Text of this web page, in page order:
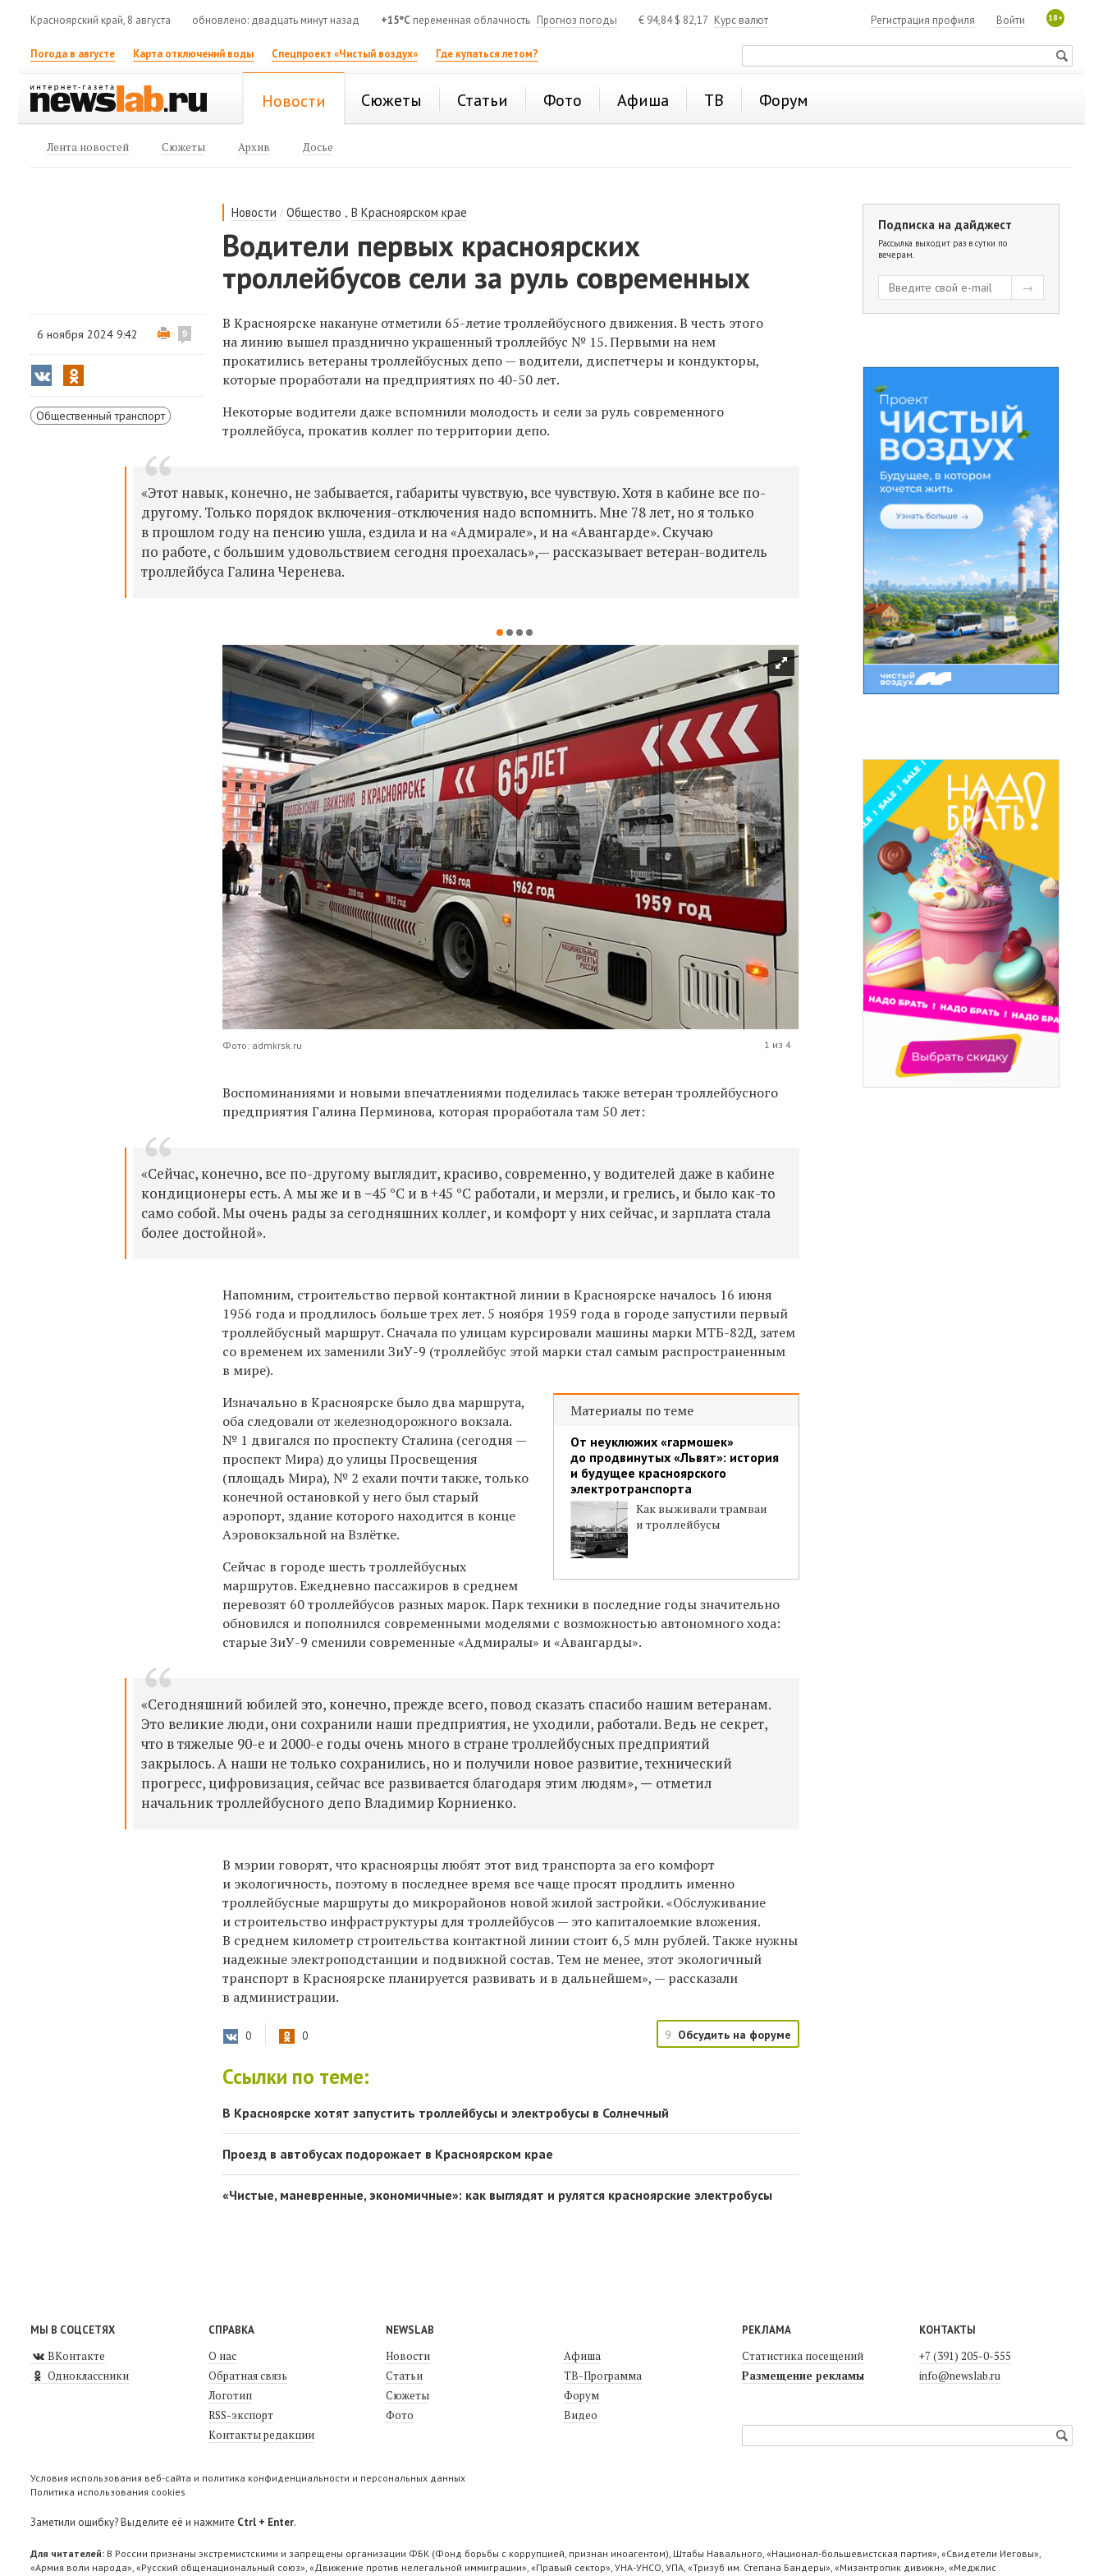
Красноярский край, 8 августа обновлено: двадцать минут назад +15°C переменная облачность Прогноз погоды € 94,84$ 82,17 Курс валют 18+
Войти
Регистрация профиля
Погода в августе Карта отключений воды Спецпроект «Чистый воздух» Где купаться летом?
Новости Сюжеты Статьи Фото Афиша ТВ Форум
Лента новостей Сюжеты Архив Досье
Новости /Общество ,В Красноярском крае
Водители первых красноярских
троллейбусов сели за руль современных
6 ноября 2024 9:42 9
Общественный транспорт
В Красноярске накануне отметили 65-летие троллейбусного движения. В честь этого
на линию вышел празднично украшенный троллейбус № 15. Первыми на нем
прокатились ветераны троллейбусных депо — водители, диспетчеры и кондукторы,
которые проработали на предприятиях по 40-50 лет.
Некоторые водители даже вспомнили молодость и сели за руль современного
троллейбуса, прокатив коллег по территории депо.
«Этот навык, конечно, не забывается, габариты чувствую, все чувствую. Хотя в кабине все по-
другому. Только порядок включения-отключения надо вспомнить. Мне 78 лет, но я только
в прошлом году на пенсию ушла, ездила и на «Адмирале», и на «Авангарде». Скучаю
по работе, с большим удовольствием сегодня проехалась»,— рассказывает ветеран-водитель
троллейбуса Галина Черенева.
Фото: admkrsk.ru 1 из 4
Воспоминаниями и новыми впечатлениями поделилась также ветеран троллейбусного
предприятия Галина Перминова, которая проработала там 50 лет:
«Сейчас, конечно, все по-другому выглядит, красиво, современно, у водителей даже в кабине
кондиционеры есть. А мы же и в −45 °C и в +45 °C работали, и мерзли, и грелись, и было как-то
само собой. Мы очень рады за сегодняшних коллег, и комфорт у них сейчас, и зарплата стала
более достойной».
Напомним, строительство первой контактной линии в Красноярске началось 16 июня
1956 года и продлилось больше трех лет. 5 ноября 1959 года в городе запустили первый
троллейбусный маршрут. Сначала по улицам курсировали машины марки МТБ-82Д, затем
со временем их заменили ЗиУ-9 (троллейбус этой марки стал самым распространенным
в мире).
Материалы по теме
От неуклюжих «гармошек»
до продвинутых «Львят»: история
и будущее красноярского
электротранспорта
Как выживали трамваи
и троллейбусы
Изначально в Красноярске было два маршрута,
оба следовали от железнодорожного вокзала.
№ 1 двигался по проспекту Сталина (сегодня —
проспект Мира) до улицы Просвещения
(площадь Мира), № 2 ехали почти также, только
конечной остановкой у него был старый
аэропорт, здание которого находится в конце
Аэровокзальной на Взлётке.
Сейчас в городе шесть троллейбусных
маршрутов. Ежедневно пассажиров в среднем
перевозят 60 троллейбусов разных марок. Парк техники в последние годы значительно
обновился и пополнился современными моделями с возможностью автономного хода:
старые ЗиУ-9 сменили современные «Адмиралы» и «Авангарды».
«Сегодняшний юбилей это, конечно, прежде всего, повод сказать спасибо нашим ветеранам.
Это великие люди, они сохранили наши предприятия, не уходили, работали. Ведь не секрет,
что в тяжелые 90-е и 2000-е годы очень много в стране троллейбусных предприятий
закрылось. А наши не только сохранились, но и получили новое развитие, технический
прогресс, цифровизация, сейчас все развивается благодаря этим людям», — отметил
начальник троллейбусного депо Владимир Корниенко.
​В мэрии говорят, что красноярцы любят этот вид транспорта за его комфорт
и экологичность, поэтому в последнее время все чаще просят продлить именно
троллейбусные маршруты до микрорайонов новой жилой застройки. «Обслуживание
и строительство инфраструктуры для троллейбусов — это капиталоемкие вложения.
В среднем километр строительства контактной линии стоит 6,5 млн рублей. Также нужны
надежные электроподстанции и подвижной состав. Тем не менее, этот экологичный
транспорт в Красноярске планируется развивать и в дальнейшем», — рассказали
в администрации.
0 0 9 Обсудить на форуме
Ссылки по теме:
В Красноярске хотят запустить троллейбусы и электробусы в Солнечный
Проезд в автобусах подорожает в Красноярском крае
«Чистые, маневренные, экономичные»: как выглядят и рулятся красноярские электробусы
Подписка на дайджест
Рассылка выходит раз в сутки по
вечерам.
МЫ В СОЦСЕТЯХ
ВКонтакте
Одноклассники
СПРАВКА
О нас
Обратная связь
Логотип
RSS-экспорт
Контакты редакции
NEWSLAB
Новости
Статьи
Сюжеты
Фото
Афиша
ТВ-Программа
Форум
Видео
РЕКЛАМА
Статистика посещений
Размещение рекламы
КОНТАКТЫ
+7 (391) 205-0-555
info@newslab.ru
Условия использования веб-сайта и политика конфиденциальности и персональных данных
Политика использования cookies
Заметили ошибку? Выделите её и нажмите Ctrl + Enter.
Для читателей: В России признаны экстремистскими и запрещены организации ФБК (Фонд борьбы с коррупцией, признан иноагентом), Штабы Навального, «Национал-большевистская партия», «Свидетели Иеговы»,
«Армия воли народа», «Русский общенациональный союз», «Движение против нелегальной иммиграции», «Правый сектор», УНА-УНСО, УПА, «Тризуб им. Степана Бандеры», «Мизантропик дивижн», «Меджлис